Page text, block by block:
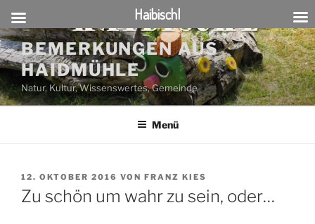
Zum
Inhalt
springen
BEMERKUNGEN AUS
HAIDMÜHLE
Natur, Kultur, Wissenswertes, Gemeinde
Menü
VERÖFFENTLICHT
AM
12. OKTOBER 2016 VON FRANZ KIES
Zu schön um wahr zu sein, oder…
Haibischl